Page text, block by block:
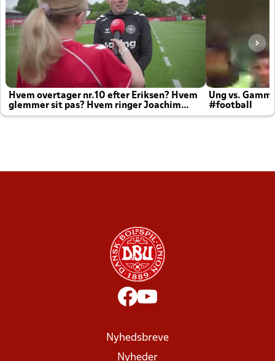
Hvem overtager nr.10 efter Eriksen? Hvem
glemmer sit pas? Hvem ringer Joachim
altid til efter kampe?
Ung vs.
#football
Nyhedsbreve
Nyheder